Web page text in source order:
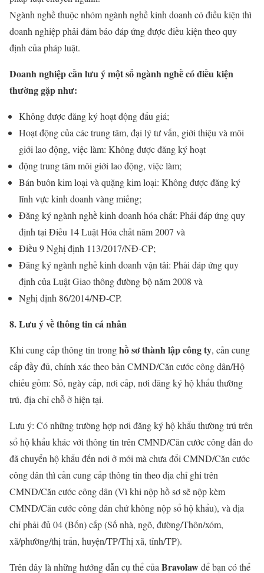
Ngành nghề thuộc nhóm ngành nghề kinh doanh có điều kiện thì
doanh nghiệp phải đảm bảo đáp ứng được điều kiện theo quy
định của pháp luật.
Doanh nghiệp cần lưu ý một số ngành nghề có điều kiện
thường gặp như:
Không được đăng ký hoạt động đấu giá;
Hoạt động của các trung tâm, đại lý tư vấn, giới thiệu và môi
giới lao động, việc làm: Không được đăng ký hoạt
động trung tâm môi giới lao động, việc làm;
Bán buôn kim loại và quặng kim loại: Không được đăng ký
lĩnh vực kinh doanh vàng miếng;
Đăng ký ngành nghề kinh doanh hóa chất: Phải đáp ứng quy
định tại Điều 14 Luật Hóa chất năm 2007 và
Điều 9 Nghị định 113/2017/NĐ-CP;
Đăng ký ngành nghề kinh doanh vận tải: Phải đáp ứng quy
định của Luật Giao thông đường bộ năm 2008 và
Nghị định 86/2014/NĐ-CP.
8. Lưu ý về thông tin cá nhân
Khi cung cấp thông tin tronghồ sơ thành lập công ty, cần cung
cấp đầy đủ, chính xác theo bản CMND/Căn cước công dân/Hộ
chiếu gồm: Số, ngày cấp, nơi cấp, nơi đăng ký hộ khẩu thường
trú, địa chỉ chỗ ở hiện tại.
Lưu ý: Có những trường hợp nơi đăng ký hộ khẩu thường trú trên
sổ hộ khẩu khác với thông tin trên CMND/Căn cước công dân do
đã chuyển hộ khẩu đến nơi ở mới mà chưa đổi CMND/Căn cước
công dân thì cần cung cấp thông tin theo địa chỉ ghi trên
CMND/Căn cước công dân (Vì khi nộp hồ sơ sẽ nộp kèm
CMND/Căn cước công dân chứ không nộp sổ hộ khẩu), và địa
chỉ phải đủ 04 (Bốn) cấp (Số nhà, ngõ, đường/Thôn/xóm,
xã/phường/thị trấn, huyện/TP/Thị xã, tỉnh/TP).
Trên đây là những hướng dẫn cụ thể củaBravolawđể bạn có thể